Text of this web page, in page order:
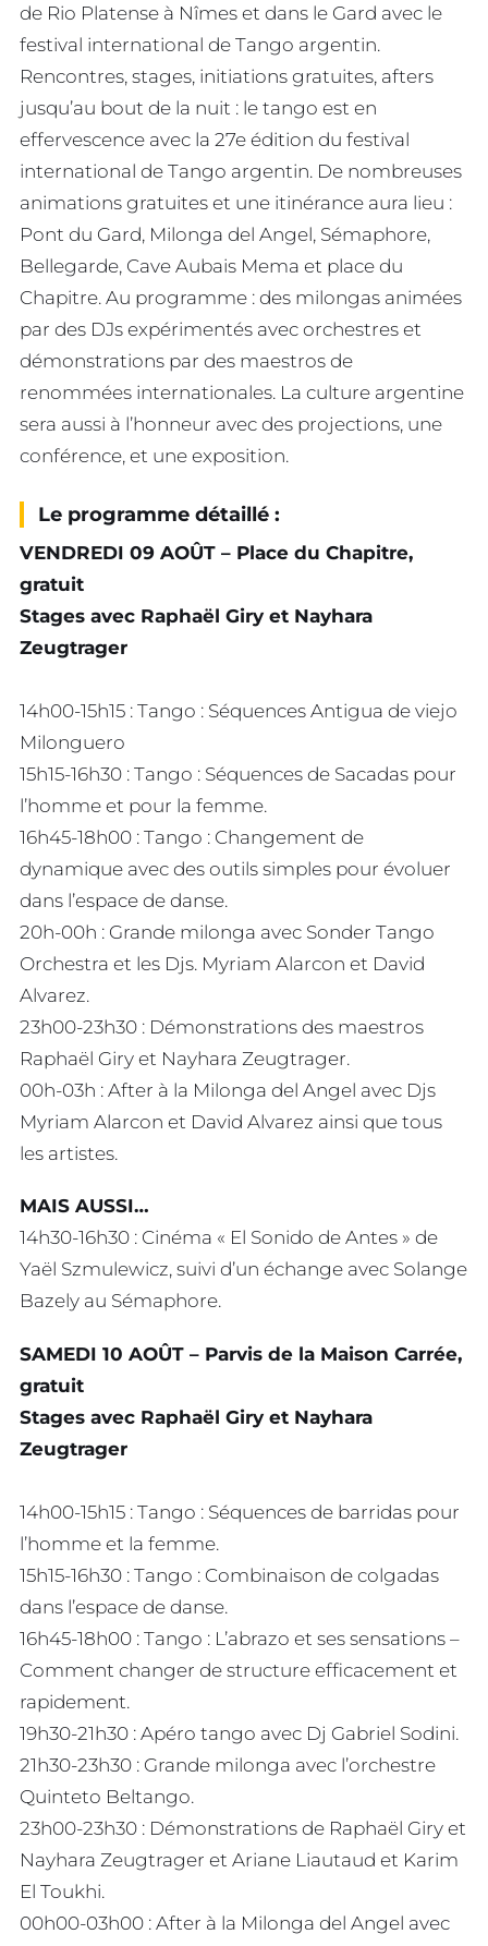
de Rio Platense à Nîmes et dans le Gard avec le
festival international de Tango argentin.
Rencontres, stages, initiations gratuites, afters
jusqu’au bout de la nuit : le tango est en
effervescence avec la 27e édition du festival
international de Tango argentin. De nombreuses
animations gratuites et une itinérance aura lieu :
Pont du Gard, Milonga del Angel, Sémaphore,
Bellegarde, Cave Aubais Mema et place du
Chapitre. Au programme : des milongas animées
par des DJs expérimentés avec orchestres et
démonstrations par des maestros de
renommées internationales. La culture argentine
sera aussi à l’honneur avec des projections, une
conférence, et une exposition.
Le programme détaillé :
VENDREDI 09 AOÛT – Place du Chapitre,
gratuit
Stages avec Raphaël Giry et Nayhara
Zeugtrager
14h00-15h15 : Tango : Séquences Antigua de viejo
Milonguero
15h15-16h30 : Tango : Séquences de Sacadas pour
l’homme et pour la femme.
16h45-18h00 : Tango : Changement de
dynamique avec des outils simples pour évoluer
dans l’espace de danse.
20h-00h : Grande milonga avec Sonder Tango
Orchestra et les Djs. Myriam Alarcon et David
Alvarez.
23h00-23h30 : Démonstrations des maestros
Raphaël Giry et Nayhara Zeugtrager.
00h-03h : After à la Milonga del Angel avec Djs
Myriam Alarcon et David Alvarez ainsi que tous
les artistes.
MAIS AUSSI…
14h30-16h30 : Cinéma « El Sonido de Antes » de
Yaël Szmulewicz, suivi d’un échange avec Solange
Bazely au Sémaphore.
SAMEDI 10 AOÛT – Parvis de la Maison Carrée,
gratuit
Stages avec Raphaël Giry et Nayhara
Zeugtrager
14h00-15h15 : Tango : Séquences de barridas pour
l’homme et la femme.
15h15-16h30 : Tango : Combinaison de colgadas
dans l’espace de danse.
16h45-18h00 : Tango : L’abrazo et ses sensations –
Comment changer de structure efficacement et
rapidement.
19h30-21h30 : Apéro tango avec Dj Gabriel Sodini.
21h30-23h30 : Grande milonga avec l’orchestre
Quinteto Beltango.
23h00-23h30 : Démonstrations de Raphaël Giry et
Nayhara Zeugtrager et Ariane Liautaud et Karim
El Toukhi.
00h00-03h00 : After à la Milonga del Angel avec